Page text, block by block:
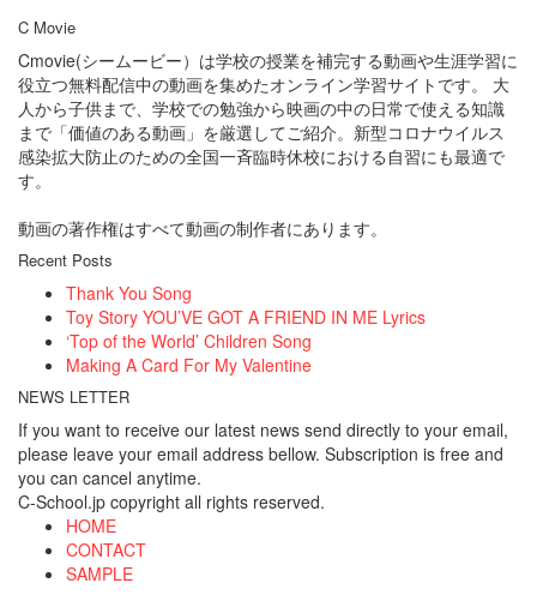
C Movie
Cmovie(シームービー）は学校の授業を補完する動画や生涯学習に
役立つ無料配信中の動画を集めたオンライン学習サイトです。 大
人から子供まで、学校での勉強から映画の中の日常で使える知識
まで「価値のある動画」を厳選してご紹介。新型コロナウイルス
感染拡大防止のための全国一斉臨時休校における自習にも最適で
す。
動画の著作権はすべて動画の制作者にあります。
Recent Posts
Thank You Song
Toy Story YOU’VE GOT A FRIEND IN ME Lyrics
‘Top of the World’ Children Song
Making A Card For My Valentine
NEWS LETTER
If you want to receive our latest news send directly to your email,
please leave your email address bellow. Subscription is free and
you can cancel anytime.
C-School.jp copyright all rights reserved.
HOME
CONTACT
SAMPLE